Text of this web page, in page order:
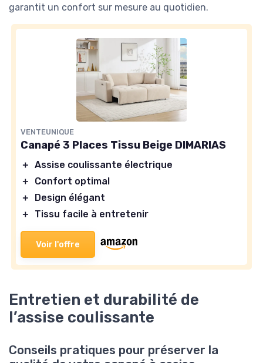
garantit un confort sur mesure au quotidien.
VENTEUNIQUE
Canapé 3 Places Tissu Beige DIMARIAS
＋ Assise coulissante électrique
＋
Confort optimal
＋
Design élégant
＋
Tissu facile à entretenir
Voir l'offre
Entretien et durabilité de
l’assise coulissante
Conseils pratiques pour préserver la